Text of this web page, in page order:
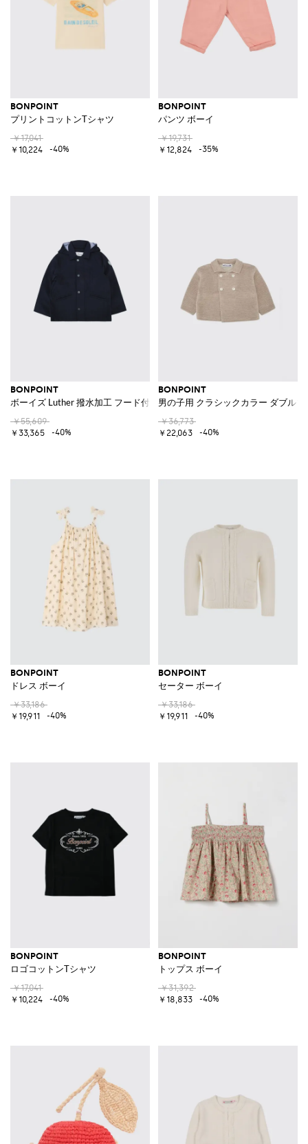
BONPOINT
プリントコットンTシャツ
￥17,041
￥10,224
-40%
BONPOINT
パンツ ボーイ
￥19,731
￥12,824
-35%
BONPOINT
ボーイズ Luther 撥水加工 フード付きパーカ リサイクルナイロン製
￥55,609
￥33,365
-40%
BONPOINT
男の子用 クラシックカラー ダブル
￥36,773
￥22,063
-40%
BONPOINT
ドレス ボーイ
￥33,186
￥19,911
-40%
BONPOINT
セーター ボーイ
￥33,186
￥19,911
-40%
BONPOINT
ロゴコットンTシャツ
￥17,041
￥10,224
-40%
BONPOINT
トップス ボーイ
￥31,392
￥18,833
-40%